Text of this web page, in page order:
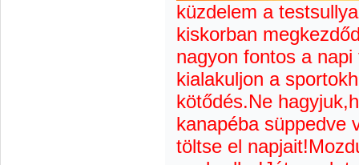
küzdelem a
kiskorban
nagyon fontos a
kialakuljon a
kötődés.Ne
kanapéba süppedve
töltse el